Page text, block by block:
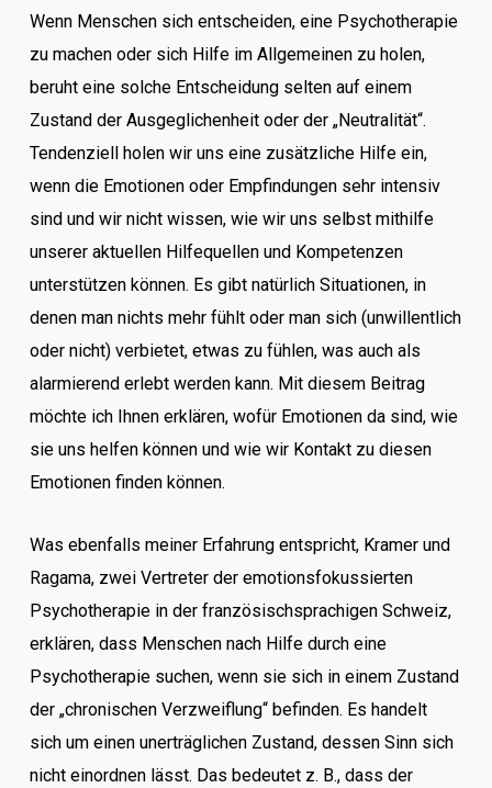
Wenn Menschen sich entscheiden, eine Psychotherapie
zu machen oder sich Hilfe im Allgemeinen zu holen,
beruht eine solche Entscheidung selten auf einem
Zustand der Ausgeglichenheit oder der „Neutralität“.
Tendenziell holen wir uns eine zusätzliche Hilfe ein,
wenn die Emotionen oder Empfindungen sehr intensiv
sind und wir nicht wissen, wie wir uns selbst mithilfe
unserer aktuellen Hilfequellen und Kompetenzen
unterstützen können. Es gibt natürlich Situationen, in
denen man nichts mehr fühlt oder man sich (unwillentlich
oder nicht) verbietet, etwas zu fühlen, was auch als
alarmierend erlebt werden kann. Mit diesem Beitrag
möchte ich Ihnen erklären, wofür Emotionen da sind, wie
sie uns helfen können und wie wir Kontakt zu diesen
Emotionen finden können.
Was ebenfalls meiner Erfahrung entspricht, Kramer und
Ragama, zwei Vertreter der emotionsfokussierten
Psychotherapie in der französischsprachigen Schweiz,
erklären, dass Menschen nach Hilfe durch eine
Psychotherapie suchen, wenn sie sich in einem Zustand
der „chronischen Verzweiflung“ befinden. Es handelt
sich um einen unerträglichen Zustand, dessen Sinn sich
nicht einordnen lässt. Das bedeutet z. B., dass der